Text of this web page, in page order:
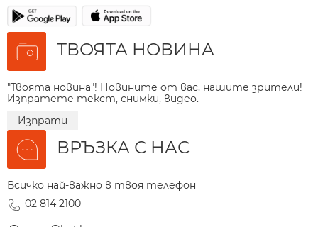
ТВОЯТА НОВИНА
"Твоята новина"! Новините от вас, нашите зрители!
Изпратете текст, снимки, видео.
Изпрати
ВРЪЗКА С НАС
Всичко най-важно в твоя телефон
02 814 2100